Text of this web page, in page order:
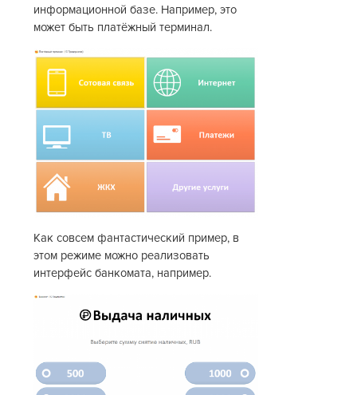
информационной базе. Например, это
может быть платёжный терминал.
Как совсем фантастический пример, в
этом режиме можно реализовать
интерфейс банкомата, например.